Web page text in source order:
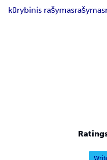
kūrybinis rašymasrašymas